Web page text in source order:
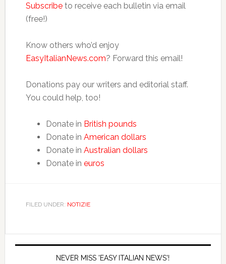
Subscribeto receive each bulletin via email
(free!)
Know others who’d enjoy
EasyItalianNews.com? Forward this email!
Donations pay our writers and editorial staff.
You could help, too!
Donate in British pounds
Donate in American dollars
Donate in Australian dollars
Donate in euros
FILED UNDER: NOTIZIE
NEVER MISS 'EASY ITALIAN NEWS'!